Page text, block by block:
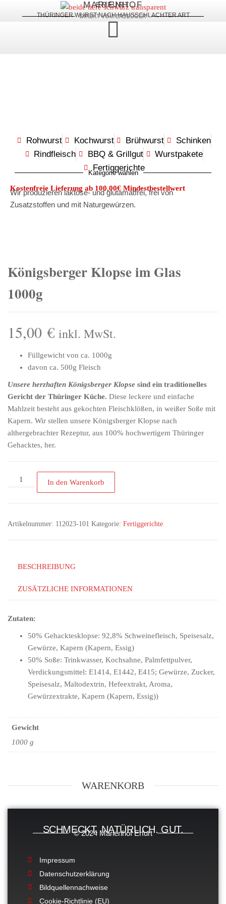
MARIENHOF
ERFURT
THÜRINGER WURST NACH HAUSSCHLACHTER ART
DIREKT VOM ERZEUGER
Rohwurst Kochwurst Brühwurst
Schinken
Rindfleisch
BBQ & Grillgut
Wurstpakete
Fertiggerichte
Kategorie wählen
Kostenfreie Lieferung ab 100,00€ Mindestbestellwert
Wir produzieren laktose- und glutamatfrei, frei von
Zusatzstoffen und mit Naturgewürzen.
Königsberger Klopse im Glas
1000g
15,00 € inkl. MwSt.
Füllgewicht von ca. 1000g
davon ca. 500g Fleisch
Unsere herzhaften Königsberger Klopse sind ein traditionelles
Gericht der Thüringer Küche. Diese leckere und einfache
Mahlzeit besteht aus gekochten Fleischklößen, in weißer Soße mit
Kapern. Wir stellen unsere Königsberger Klopse nach
althergebrachter Rezeptur, aus 100% hochwertigem Thüringer
Gehacktes, her.
In den Warenkorb
Artikelnummer: 112023-101 Kategorie: Fertiggerichte
BESCHREIBUNG
ZUSÄTZLICHE INFORMATIONEN
Zutaten:
50% Gehacktesklopse: 92,8% Schweinefleisch, Speisesalz,
Gewürze, Kapern (Kapern, Essig)
50% Soße: Trinkwasser, Kochsahne, Palmfettpulver,
Verdickungsmittel: E1414, E1442, E415; Gewürze, Zucker,
Speisesalz, Maltodextrin, Hefeextrakt, Aroma,
Gewürzextrakte, Kapern (Kapern, Essig))
Gewicht
1000 g
WARENKORB
SCHMECKT. NATÜRLICH. GUT.
© 2024 Marienhof Erfurt
Impressum
Datenschutzerklärung
Bildquellennachweise
Cookie-Richtlinie (EU)